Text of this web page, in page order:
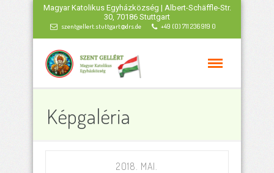
Magyar Katolikus Egyházközség | Albert-Schäffle-Str.
30, 70186 Stuttgart
szentgellert.stuttgart@drs.de +49 (0) 711 236 919 0
Képgaléria
2018. MAI.